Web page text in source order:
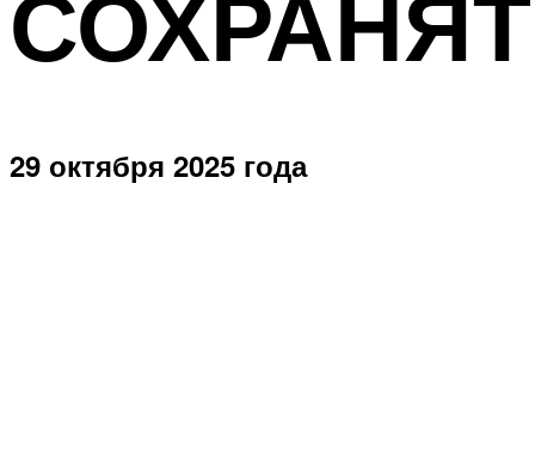
29 октября 2025 года